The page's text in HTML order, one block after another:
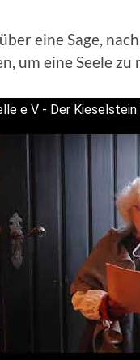
eine Sage,
um eine Seele zu
e V - Der